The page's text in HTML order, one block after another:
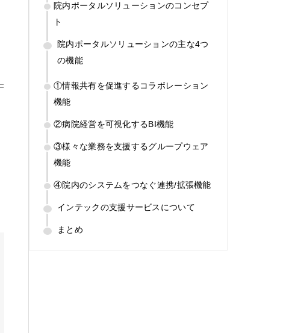
院内ポータルソリューションのコンセプ
ト
院内ポータルソリューションの主な4つ
の機能
①情報共有を促進するコラボレーション
機能
②病院経営を可視化するBI機能
③様々な業務を支援するグループウェア
機能
④院内のシステムをつなぐ連携/拡張機能
インテックの支援サービスについて
まとめ